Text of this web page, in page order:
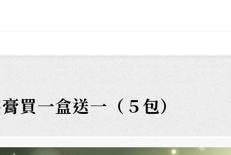
買一盒送一（５包）